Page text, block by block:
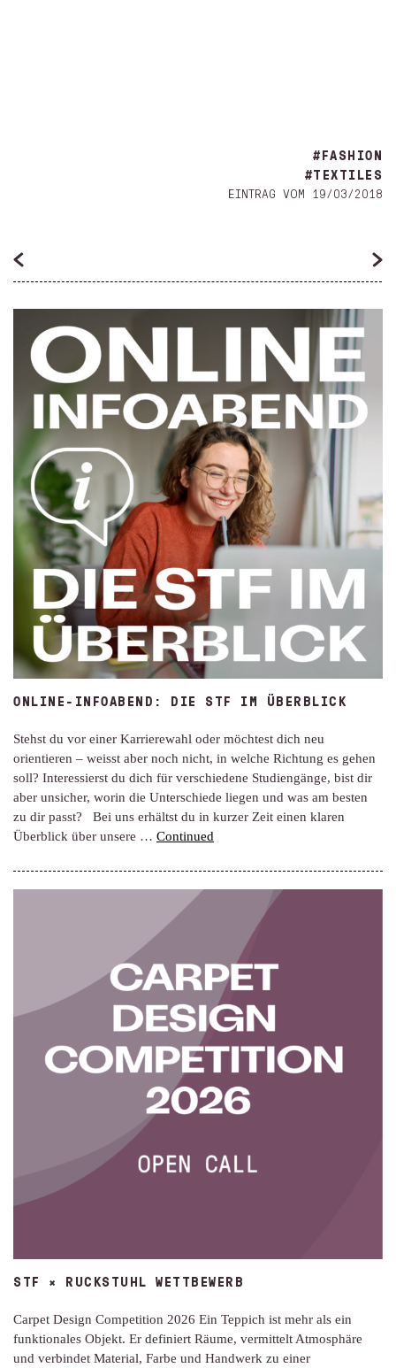
#FASHION
#TEXTILES
EINTRAG VOM 19/03/2018
ONLINE-INFOABEND: DIE STF IM ÜBERBLICK
Stehst du vor einer Karrierewahl oder möchtest dich neu
orientieren – weisst aber noch nicht, in welche Richtung es gehen
soll? Interessierst du dich für verschiedene Studiengänge, bist dir
aber unsicher, worin die Unterschiede liegen und was am besten
zu dir passt? Bei uns erhältst du in kurzer Zeit einen klaren
Überblick über unsere … Continued
STF × RUCKSTUHL WETTBEWERB
Carpet Design Competition 2026 Ein Teppich ist mehr als ein
funktionales Objekt. Er definiert Räume, vermittelt Atmosphäre
und verbindet Material, Farbe und Handwerk zu einer